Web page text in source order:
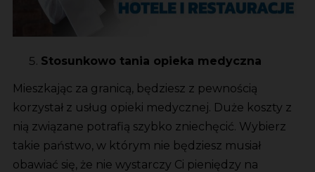
Stosunkowo tania opieka medyczna
Mieszkając za granicą, będziesz z pewnością
korzystał z usług opieki medycznej. Duże koszty z
nią związane potrafią szybko zniechęcić. Wybierz
takie państwo, w którym nie będziesz musiał
obawiać się, że nie wystarczy Ci pieniędzy na